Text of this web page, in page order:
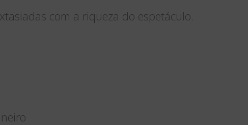
com a riqueza do espetáculo.